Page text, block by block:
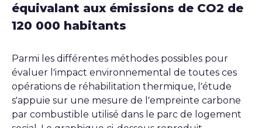
équivalant aux émissions de CO2 de
120 000 habitants
Parmi les différentes méthodes possibles pour
évaluer l’impact environnemental de toutes ces
opérations de réhabilitation thermique, l’étude
s’appuie sur une mesure de l’empreinte carbone
par combustible utilisé dans le parc de logement